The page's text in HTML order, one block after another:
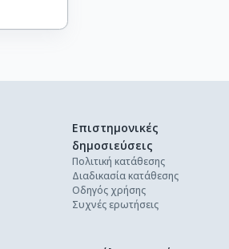
Επιστημονικές
δημοσιεύσεις
Πολιτική κατάθεσης
Διαδικασία κατάθεσης
Οδηγός χρήσης
Συχνές ερωτήσεις